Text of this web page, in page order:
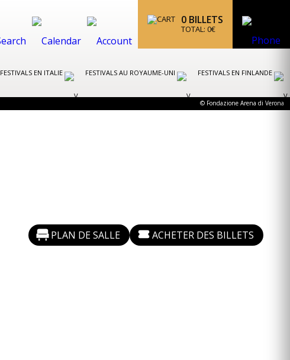
0 BILLETS
TOTAL: 0€
FESTIVALS EN ITALIE FESTIVALS AU ROYAUME-UNI FESTIVALS EN FINLANDE
© Fondazione Arena di Verona
PLAN DE SALLE ACHETER DES BILLETS